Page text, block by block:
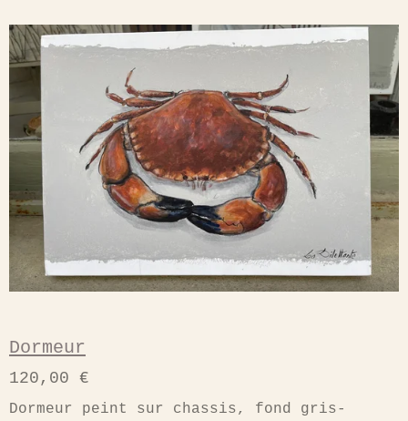
Dormeur
120,00 €
Dormeur peint sur chassis, fond gris-